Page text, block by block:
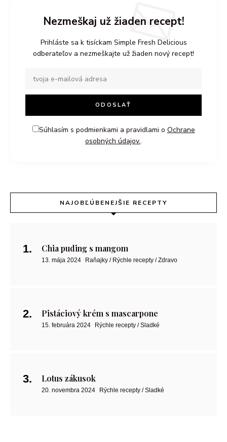
Nezmeškaj už žiaden recept!
Prihláste sa k tisíckam Simple Fresh Delicious
odberateľov a nezmeškajte už žiaden nový recept!
Súhlasím s podmienkami a pravidlami o Ochrane
osobných údajov..
NAJOBĽÚBENEJŠIE RECEPTY
Chia puding s mangom
13. mája 2024 Raňajky / Rýchle recepty / Zdravo
Pistáciový krém s mascarpone
15. februára 2024 Rýchle recepty / Sladké
Lotus zákusok
20. novembra 2024 Rýchle recepty / Sladké